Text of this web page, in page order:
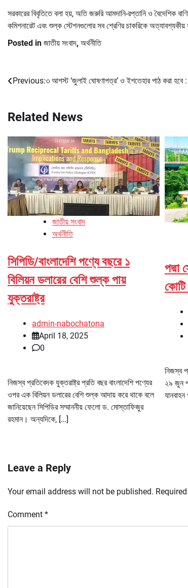
সরকারের বিবৃতিতে বলা হয়, অতি জরুরি আমদানি-রপ্তানি ও বৈদেশিক
কমিশনারেট এবং শুল্ক স্টেশনগুলোর সব শ্রেণির চাকরিকে অত্যাবশ্যকীয়
Posted in জাতীয় সংবাদ, অর্থনীতি
Post
Previous:৩ আগস্ট ‘জুলাই ঘোষণাপত্র’ ও ইশতেহার পাঠ করা হবে :
Related News
জাতীয় সংবাদ
অর্থনীতি
সিপিডি/বাংলাদেশি পণ্যে বছরে ১
বিলিয়ন ডলারের বেশি শুল্ক পায়
যুক্তরাষ্ট্র
admin-nabochatona
April 18, 2025
0
নিজস্ব প্রতিবেদক যুক্তরাষ্ট্র প্রতি বছর বাংলাদেশি পণ্যের
ওপর এক বিলিয়ন ডলারের বেশি শুল্ক আদায় করে থাকে বলে
জানিয়েছেন সিপিডির সম্মাননীয় ফেলো ড. মোস্তাফিজুর
রহমান। অন্যদিকে, […]
পদ্মা
নিজস্ব
২৯ জুন
Leave a Reply
Your email address will not be published.
Comment *